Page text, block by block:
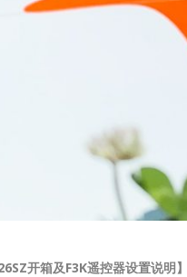
开箱及F3K遥控器设置